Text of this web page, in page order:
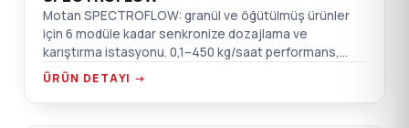
Motan SPECTROFLOW: granül ve öğütülmüş ürünler
için 6 modüle kadar senkronize dozajlama ve
karıştırma istasyonu. 0,1–450 kg/saat performans,
GRAVIMASTER kumanda.
ÜRÜN DETAYI →